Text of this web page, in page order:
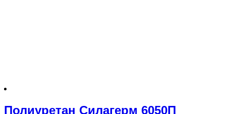
Полиуретан Силагерм 6050П